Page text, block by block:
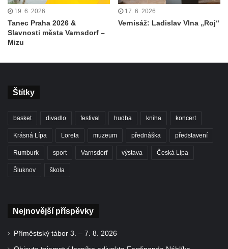
19. 6. 2026
Tanec Praha 2026 &
Slavnosti města Varnsdorf –
Mizu
17. 6. 2026
Vernisáž: Ladislav Vlna „Roj“
Štítky
basket divadlo festival hudba kniha koncert
Krásná Lípa Loreta muzeum přednáška představení
Rumburk sport Varnsdorf výstava Česká Lípa
Šluknov škola
Nejnovější příspěvky
Příměstský tábor 3. – 7. 8. 2026